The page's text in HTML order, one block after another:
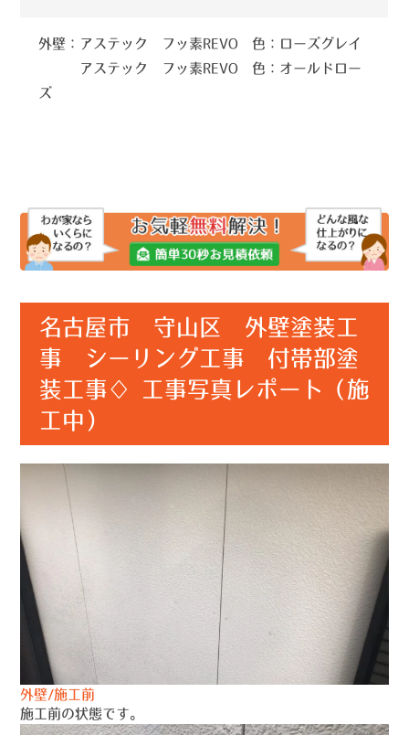
外壁：アステック フッ素REVO 色：ローズグレイ
アステック フッ素REVO 色：オールドロー
ズ
名古屋市 守山区 外壁塗装工
事 シーリング工事 付帯部塗
装工事♢ 工事写真レポート（施
工中）
外壁/施工前
施工前の状態です。